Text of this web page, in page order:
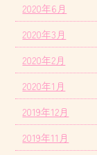
2020年6月
2020年3月
2020年2月
2020年1月
2019年12月
2019年11月